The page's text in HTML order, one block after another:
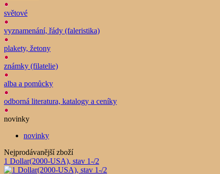
světové
vyznamenání, řády (faleristika)
plakety, žetony
známky (filatelie)
alba a pomůcky
odborná literatura, katalogy a ceníky
novinky
novinky
Nejprodávanější zboží
1 Dollar(2000-USA), stav 1-/2